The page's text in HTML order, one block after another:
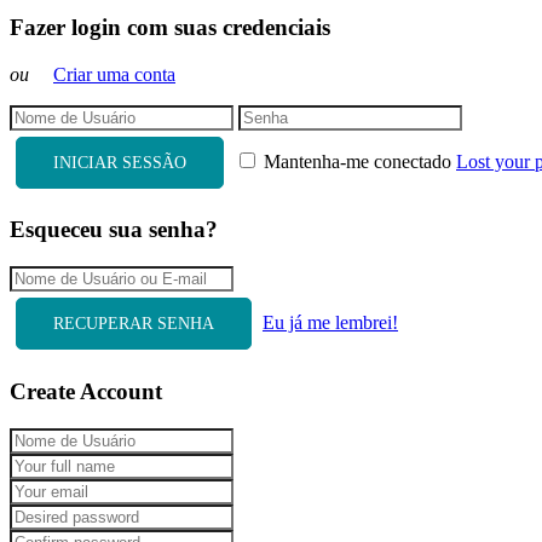
Fazer login com suas credenciais
ou Criar uma conta
INICIAR SESSÃO Mantenha-me conectado Lost your
Esqueceu sua senha?
RECUPERAR SENHA Eu já me lembrei!
Create Account